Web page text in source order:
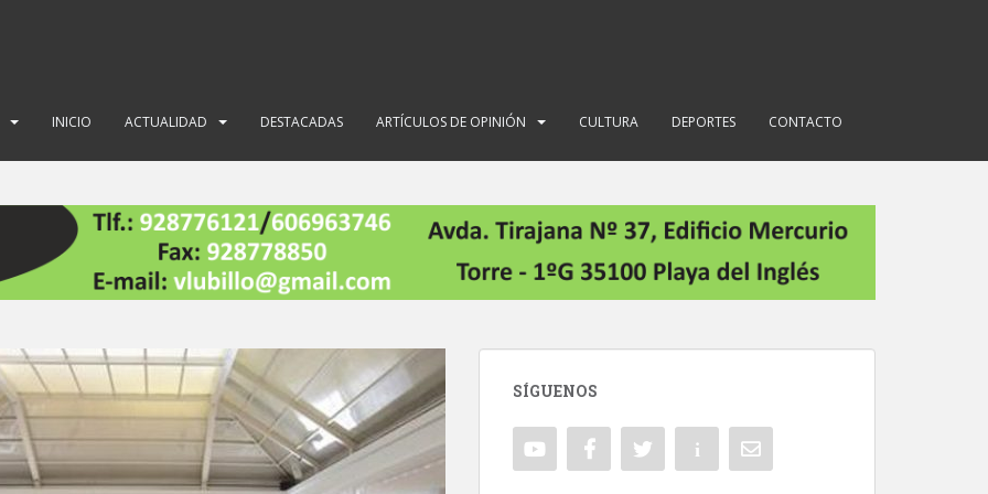
INICIO ACTUALIDAD DESTACADAS ARTÍCULOS DE OPINIÓN CULTURA DEPORTES CONTACTO
SÍGUENOS